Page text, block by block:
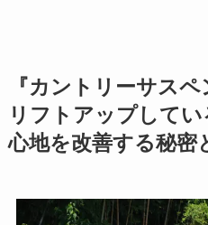
『 カントリーサスペ
リフトアップして
心地を改善する秘密